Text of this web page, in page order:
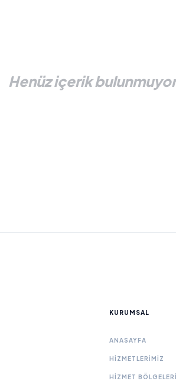
Henüz içerik
KURUMSAL
ANASAYFA
HIZMETLERIMIZ
HIZMET BÖLGELERI